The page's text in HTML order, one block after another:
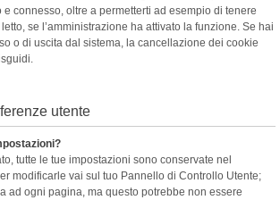
connesso, oltre a permetterti ad esempio di tenere
se l’amministrazione ha attivato la funzione. Se hai
o di uscita dal sistema, la cancellazione dei cookie
utente
tutte le tue impostazioni sono conservate nel
modificarle vai sul tuo Pannello di Controllo Utente;
ad ogni pagina, ma questo potrebbe non essere